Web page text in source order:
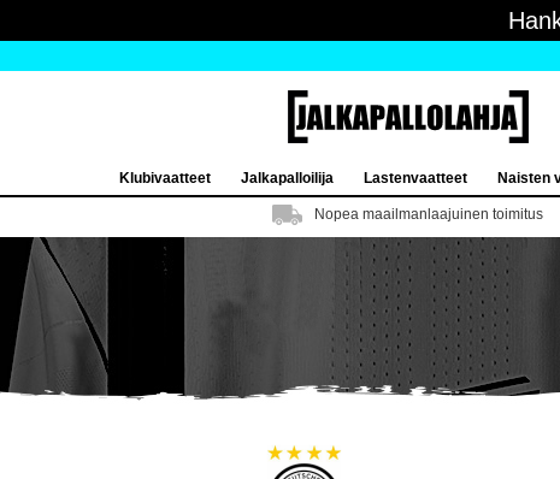
Klubivaatteet Jalkapalloilija Lastenvaatteet Naisten
Nopea maailmanlaajuinen toimitus